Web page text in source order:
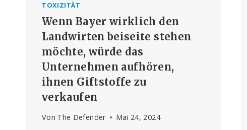
TOXIZITÄT
Wenn Bayer wirklich den
Landwirten beiseite stehen
möchte, würde das
Unternehmen aufhören,
ihnen Giftstoffe zu
verkaufen
Von The Defender Mai 24, 2024